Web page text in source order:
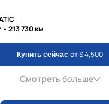
213 730 км
Купить сейчас от $ 4,500
Смотреть больше